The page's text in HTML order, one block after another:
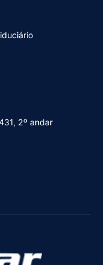
2º andar